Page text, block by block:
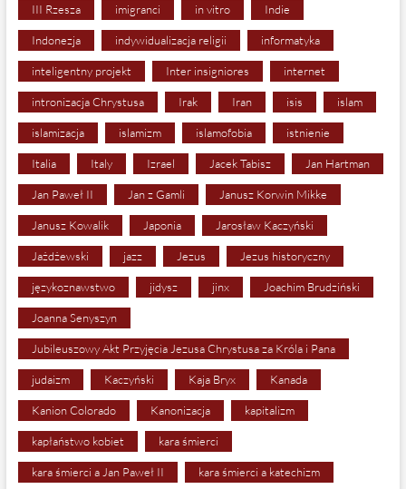
III Rzesza imigranci in vitro Indie
Indonezja indywidualizacja religii informatyka
inteligentny projekt Inter insigniores internet
intronizacja Chrystusa Irak Iran isis islam
islamizacja islamizm islamofobia istnienie
Italia Italy Izrael Jacek Tabisz Jan Hartman
Jan Paweł II Jan z Gamli Janusz Korwin Mikke
Janusz Kowalik Japonia Jarosław Kaczyński
Jażdżewski jazz Jezus Jezus historyczny
językoznawstwo jidysz jinx Joachim Brudziński
Joanna Senyszyn
Jubileuszowy Akt Przyjęcia Jezusa Chrystusa za Króla i Pana
judaizm Kaczyński Kaja Bryx Kanada
Kanion Colorado Kanonizacja kapitalizm
kapłaństwo kobiet kara śmierci
kara śmierci a Jan Paweł II kara śmierci a katechizm